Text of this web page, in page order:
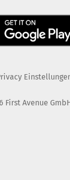
First Avenue